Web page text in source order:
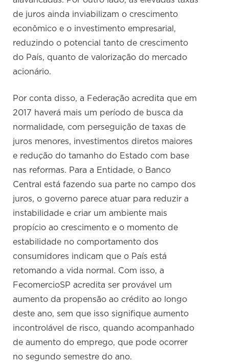
de juros ainda inviabilizam o crescimento
econômico e o investimento empresarial,
reduzindo o potencial tanto de crescimento
do País, quanto de valorização do mercado
acionário.
Por conta disso, a Federação acredita que em
2017 haverá mais um período de busca da
normalidade, com perseguição de taxas de
juros menores, investimentos diretos maiores
e redução do tamanho do Estado com base
nas reformas. Para a Entidade, o Banco
Central está fazendo sua parte no campo dos
juros, o governo parece atuar para reduzir a
instabilidade e criar um ambiente mais
propício ao crescimento e o momento de
estabilidade no comportamento dos
consumidores indicam que o País está
retomando a vida normal. Com isso, a
FecomercioSP acredita ser provável um
aumento da propensão ao crédito ao longo
deste ano, sem que isso signifique aumento
incontrolável de risco, quando acompanhado
de aumento do emprego, que pode ocorrer
no segundo semestre do ano.